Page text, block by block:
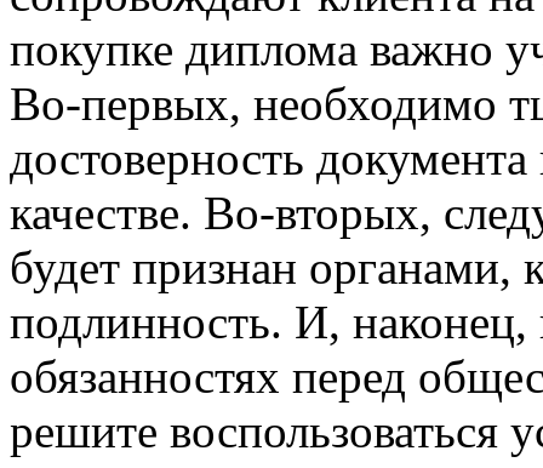
покупке диплома важно
Во-первых, необходимо
достоверность документа
качестве. Во-вторых,
будет признан органами,
подлинность. И,
обязанностях перед
решите воспользоваться